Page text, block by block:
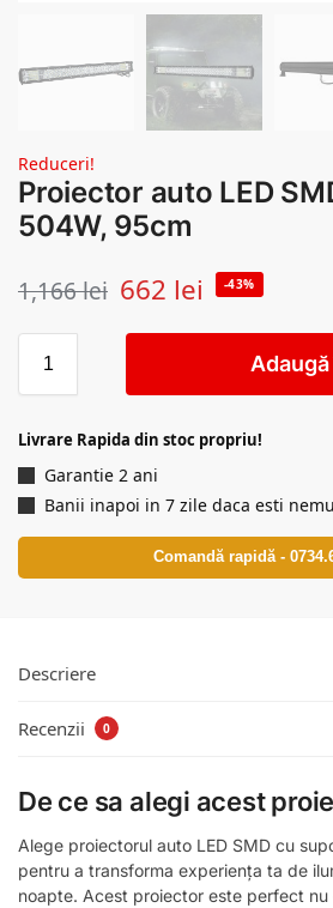
Reduceri!
Proiector auto LED
504W, 95cm
1,166lei 662 lei -43%
Livrare Rapida din stoc propriu!
Garantie 2 ani
Banii inapoi in 7 zile daca esti
Comandă rapidă -
Descriere
Recenzii 0
De ce sa alegi acest
Alege proiectorul auto LED SMD cu
pentru a transforma experiența ta de
noapte. Acest proiector este perfect